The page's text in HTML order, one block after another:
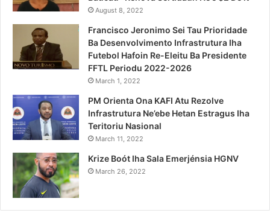
August 8, 2022
Francisco Jeronimo Sei Tau Prioridade
Ba Desenvolvimento Infrastrutura Iha
Futebol Hafoin Re-Eleitu Ba Presidente
FFTL Periodu 2022-2026
March 1, 2022
PM Orienta Ona KAFI Atu Rezolve
Infrastrutura Ne’ebe Hetan Estragus Iha
Teritoriu Nasional
March 11, 2022
Krize Boót Iha Sala Emerjénsia HGNV
March 26, 2022